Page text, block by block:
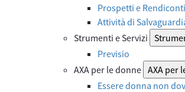
Prospetti e Rendiconti
Attività di
Strumenti e Servizi
Previsio
AXA per le donne AXA per
Essere donna non